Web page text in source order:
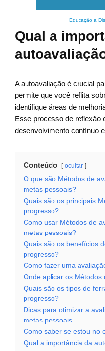
Educação a
Qual a
A autoavaliação é crucial
permite que você reflita
identifique áreas de
Esse processo de reflexão
desenvolvimento contínuo
Conteúdo ocultar
O que são Métodos de
metas pessoais?
Quais são os principais
progresso?
Como usar Métodos de
metas pessoais?
Quais são os benefícios
progresso?
Como fazer uma
Onde aplicar os Métodos
Quais são os tipos de
progresso?
Dicas para otimizar a
metas pessoais
Como saber se estou no
Qual a importância da